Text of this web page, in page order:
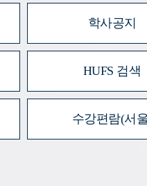
학사공지
HUFS 검색
수강편람(서